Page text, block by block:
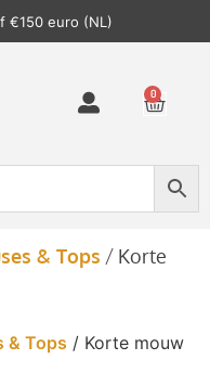
€150 euro (NL)
0
& Tops / Korte
& Tops / Korte mouw